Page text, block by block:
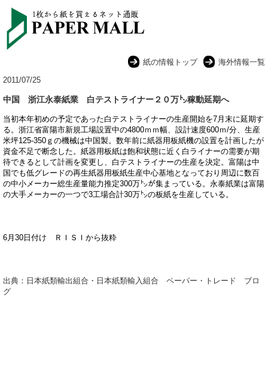
紙の情報トップ
海外情報一覧
2011/07/25
中国 浙江永泰紙業 白テストライナー２０万㌧稼動延期へ
当初本年初めの予定であった白テストライナーの生産開始を7月末に延期す
る。浙江省富陽市新規工場設置中の4800ｍｍ幅、 設計速度600ｍ/分、生産
米坪125-350ｇの機械は中国製。 数年前に紙器用板紙機の設置を計画したが
資金不足で断念した。 紙器用板紙は飽和状態に近く白ライナーの需要が期
待できるとして計画を変更し、白テストライナーの生産を決定。 富陽は中
国でも低グレードの再生紙器用板紙生産中心基地となっており周辺に数百
の中小メーカー総生産量能力推定300万㌧が集まっている。 永泰紙業は富陽
の大手メーカーの一つで3工場合計30万㌧の板紙を生産している。
6月30日付け ＲＩＳＩから抜粋
出典：日本紙類輸出組合・日本紙類輸入組合 ペーパー・トレード ブロ
グ